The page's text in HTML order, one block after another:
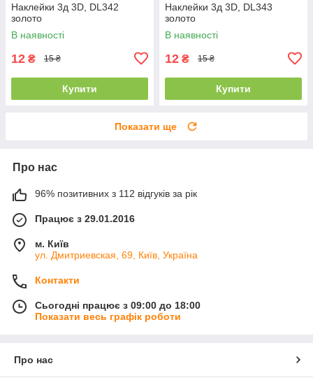
Наклейки 3д 3D, DL342
золото
В наявності
12 ₴ 15 ₴
Купити
Наклейки 3д 3D, DL343
золото
В наявності
12 ₴ 15 ₴
Купити
Показати ще
Про нас
96% позитивних з 112 відгуків за рік
Працює з 29.01.2016
м. Київ
ул. Дмитриевская, 69, Київ, Україна
Контакти
Сьогодні працює з 09:00 до 18:00
Показати весь графік роботи
Про нас